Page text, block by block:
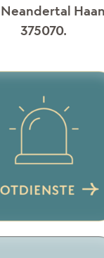
375070.